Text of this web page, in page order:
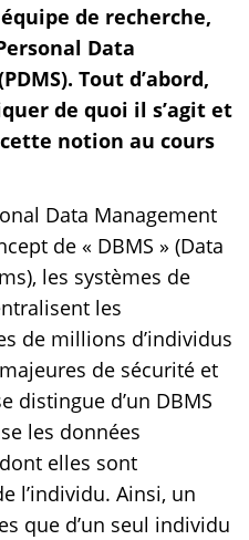
de recherche,
Data
Tout d’abord,
de quoi il s’agit et
notion au cours
Data Management
de « DBMS » (Data
les systèmes de
les
de millions d’individus
de sécurité et
distingue d’un DBMS
les données
elles sont
l’individu. Ainsi, un
que d’un seul individu